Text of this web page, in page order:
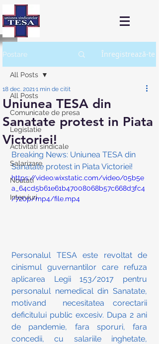
Postare Înregistrează-te
All Posts
Comunicate de presa
Legislatie
Activitati sindicale
Salarizare
Noutati
Interviuri
All Posts
Uniunea TESA din
Sanatate protest in Piata
Victoriei!
18 dec. 20211 min de citit
Breaking News: Uniunea TESA din
Sanatate protest in Piata Victoriei!
https://video.wixstatic.com/video/05b5e
a_64cd5b61e61b47008068b57c668d3fc4
/720p/mp4/file.mp4
Personalul TESA este revoltat de
cinismul guvernantilor care refuza
aplicarea Legii 153/2017 pentru
personalul nemedical din Sanatate,
motivand  necesitatea corectarii
deficitului public excesiv. Dupa 2 ani
de pandemie, fara sporuri, fara
concedii, cu salariile inghetate,